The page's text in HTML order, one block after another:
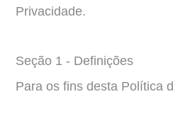
Privacidade.
Seção 1 - Definições
Para os fins desta Política